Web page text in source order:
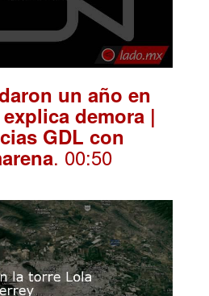
un año en
demora |
GDL con
. 00:50